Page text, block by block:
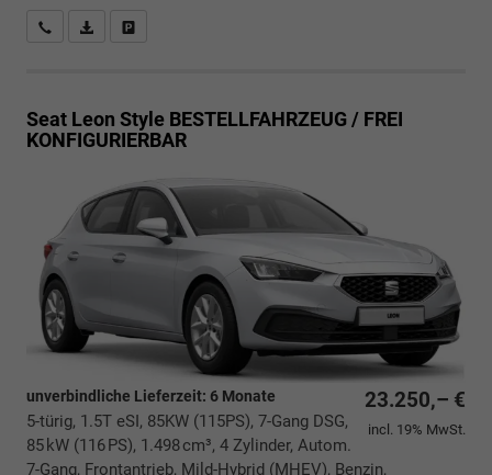
Rückrufbitte absenden
PDF-Datei, Fahrzeugexposé drucken
Seat Leon Style BESTELLFAHRZEUG / FREI
KONFIGURIERBAR
23.250,– €
incl. 19% MwSt.
unverbindliche Lieferzeit: 6 Monate
5-türig, 1.5T eSI, 85KW (115PS), 7-Gang DSG,
85 kW (116 PS), 1.498 cm³, 4 Zylinder, Autom.
7-Gang, Frontantrieb, Mild-Hybrid (MHEV), Benzin,